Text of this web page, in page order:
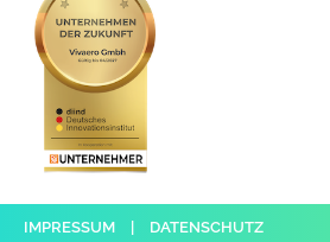
IMPRESSUM DATENSCHUTZ